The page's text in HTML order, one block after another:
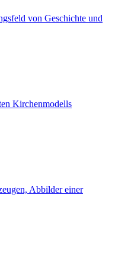
von Geschichte und
Kirchenmodells
Abbilder einer